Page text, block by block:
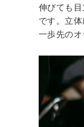
伸びても
です。立体
一歩先のオ